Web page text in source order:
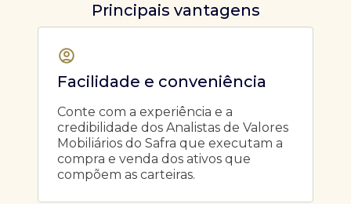
Principais vantagens
Facilidade e conveniência
Conte com a experiência e a
credibilidade dos Analistas de Valores
Mobiliários do Safra que executam a
compra e venda dos ativos que
compõem as carteiras.